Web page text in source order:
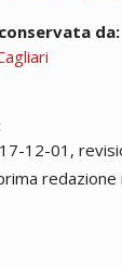
da:
12-01,
redazione